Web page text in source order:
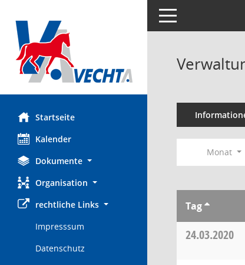
Startseite
Kalender
Dokumente
Organisation
rechtliche Links
Impresssum
Datenschutz
Toggle navigation
Monat
Tag
24.03.2020